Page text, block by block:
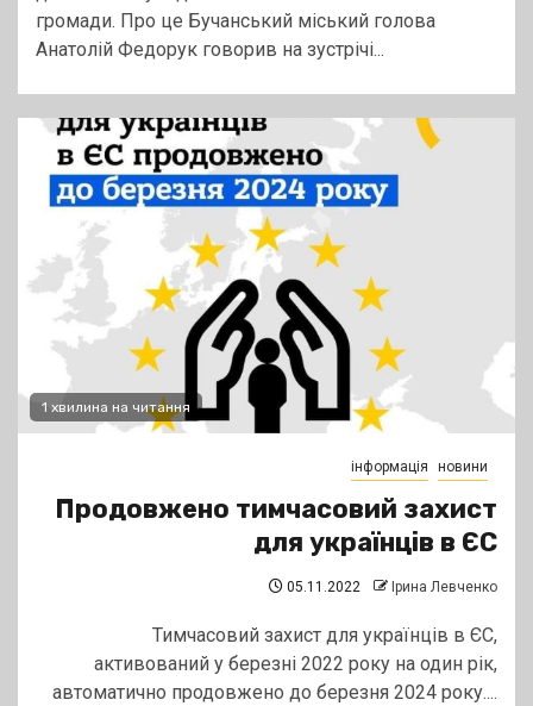
громади. Про це Бучанський міський голова
Анатолій Федорук говорив на зустрічі...
1 хвилина на читання
інформація новини
Продовжено тимчасовий захист
для українців в ЄС
05.11.2022 Ірина Левченко
Тимчасовий захист для українців в ЄС,
активований у березні 2022 року на один рік,
автоматично продовжено до березня 2024 року....